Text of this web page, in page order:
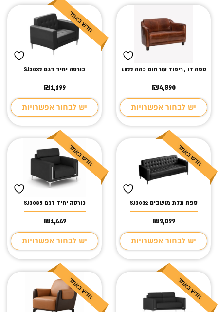
ספה דו , ריפוד עור חום כהה 1022
₪4,890
יש לבחור אפשרויות
כורסה יחיד דגם SJ3032
₪1,199
יש לבחור אפשרויות
ספת תלת מושבים SJ3032
₪2,099
יש לבחור אפשרויות
כורסה יחיד דגם SJ3085
₪1,449
יש לבחור אפשרויות